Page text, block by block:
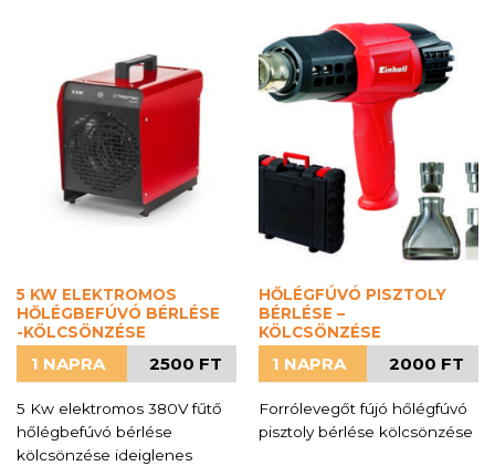
5 KW ELEKTROMOS
HŐLÉGBEFÚVÓ BÉRLÉSE
-KÖLCSÖNZÉSE
1 NAPRA 2500 FT
5 Kw elektromos 380V fűtő
hőlégbefúvó bérlése
kölcsönzése ideiglenes
HŐLÉGFÚVÓ PISZTOLY
BÉRLÉSE –
KÖLCSÖNZÉSE
1 NAPRA 2000 FT
Forrólevegőt fújó hőlégfúvó
pisztoly bérlése kölcsönzése